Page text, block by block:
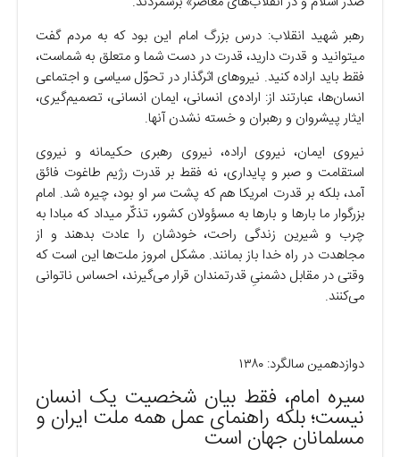
رهبر شهید انقلاب: درس بزرگ امام این بود که به مردم گفت
میتوانید و قدرت دارید، قدرت در دست شما و متعلق به شماست،
فقط باید اراده کنید. نیرو‌های اثرگذار در تحوّل سیاسی و اجتماعی
انسان‌ها، عبارتند از: اراده‌ی انسانی، ایمان انسانی، تصمیم‌گیری،
ایثار پیشروان و رهبران و خسته نشدن آنها.
نیروی ایمان، نیروی اراده، نیروی رهبری حکیمانه و نیروی
استقامت و صبر و پایداری، نه فقط بر قدرت رژیم طاغوت فائق
آمد، بلکه بر قدرت امریکا هم که پشت سر او بود، چیره شد. امام
بزرگوار ما بار‌ها و بار‌ها به مسؤولان کشور، تذکّر میداد که مبادا به
چرب و شیرین زندگی راحت، خودشان را عادت بدهند و از
مجاهدت در راه خدا باز بمانند. مشکل امروز ملت‌ها این است که
وقتی در مقابل دشمنیِ قدرتمندان قرار می‌گیرند، احساس ناتوانی
می‌کنند.
دوازدهمین سالگرد: ۱۳۸۰
سیره امام، فقط بیان شخصیت یک انسان
نیست؛ بلکه راهنمای عمل همه ملت ایران و
مسلمانان جهان است